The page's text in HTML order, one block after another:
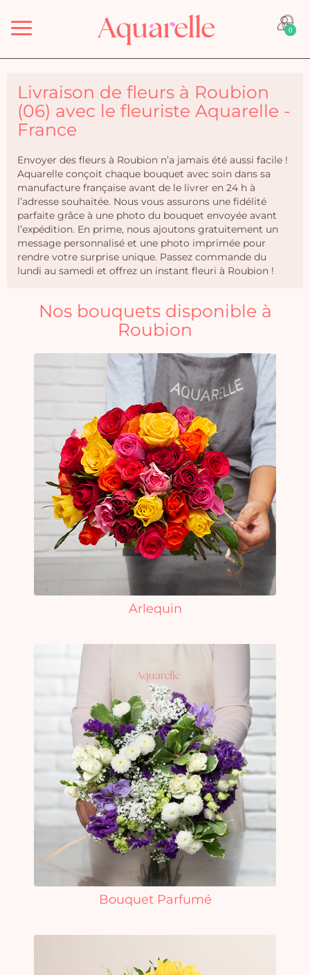
Menu 0
Livraison de fleurs à Roubion
(06) avec le fleuriste Aquarelle -
France
Envoyer des fleurs à Roubion n’a jamais été aussi facile !
Aquarelle conçoit chaque bouquet avec soin dans sa
manufacture française avant de le livrer en 24 h à
l’adresse souhaitée. Nous vous assurons une fidélité
parfaite grâce à une photo du bouquet envoyée avant
l’expédition. En prime, nous ajoutons gratuitement un
message personnalisé et une photo imprimée pour
rendre votre surprise unique. Passez commande du
lundi au samedi et offrez un instant fleuri à Roubion !
Nos bouquets disponible à
Roubion
Arlequin
Bouquet Parfumé